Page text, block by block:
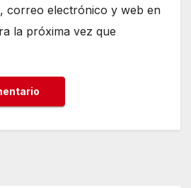
correo electrónico y web en
la próxima vez que